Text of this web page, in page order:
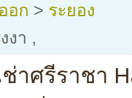
อก > ระยอง
งา ,
าศรีราชา